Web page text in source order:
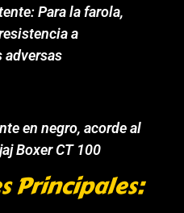
Para la farola,
a
en negro, acorde al
Boxer CT 100
Principales: